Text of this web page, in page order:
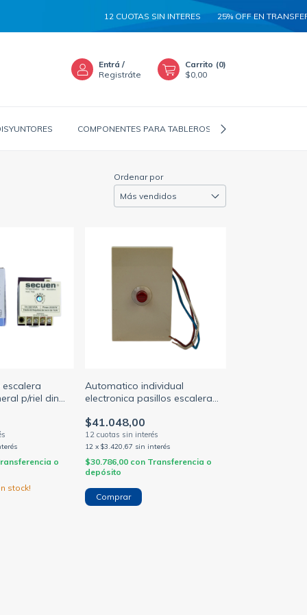
12 CUOTAS SIN INTERES 25% OFF EN
Entrá /
Registráte
Carrito (0)
$0,00
COMPONENTES PARA TABLEROS
Ordenar por
p/riel din
o
stock!
Automatico individual
electronica pasillos escalera
c/fusible y (EL SERENO)
$41.048,00
12 x $3.420,67 sin interés
$30.786,00 con Transferencia o
depósito